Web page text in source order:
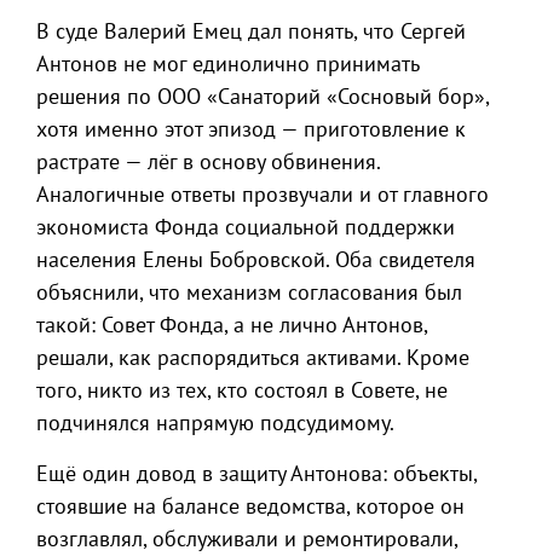
В суде Валерий Емец дал понять, что Сергей
Антонов не мог единолично принимать
решения по ООО «Санаторий «Сосновый бор»,
хотя именно этот эпизод — приготовление к
растрате — лёг в основу обвинения.
Аналогичные ответы прозвучали и от главного
экономиста Фонда социальной поддержки
населения Елены Бобровской. Оба свидетеля
объяснили, что механизм согласования был
такой: Совет Фонда, а не лично Антонов,
решали, как распорядиться активами. Кроме
того, никто из тех, кто состоял в Совете, не
подчинялся напрямую подсудимому.
Ещё один довод в защиту Антонова: объекты,
стоявшие на балансе ведомства, которое он
возглавлял, обслуживали и ремонтировали,